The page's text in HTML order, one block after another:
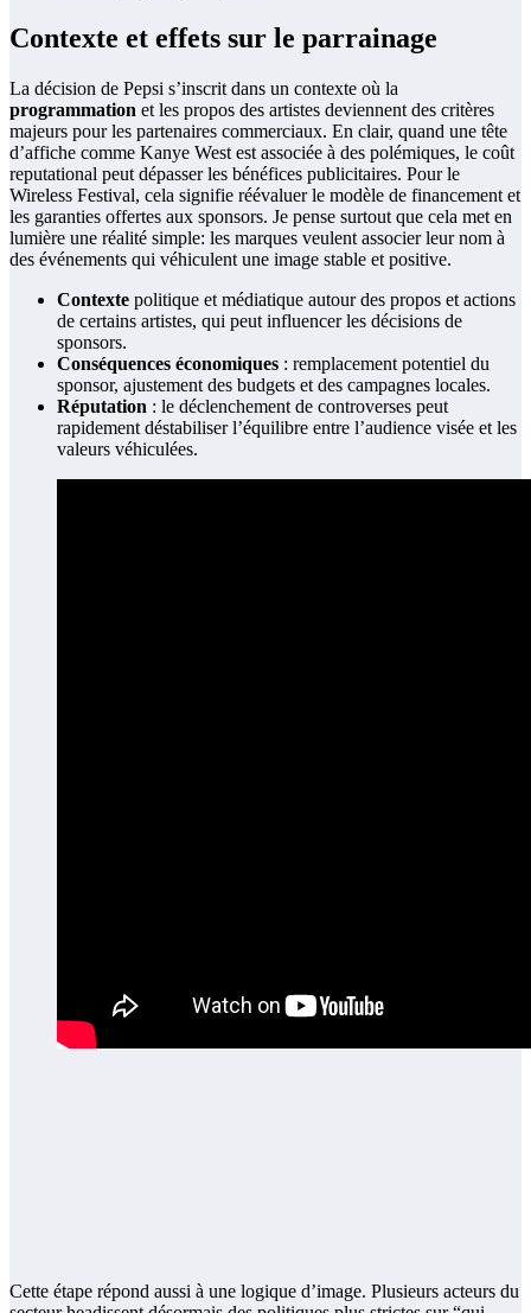
Contexte et effets sur le parrainage
La décision de Pepsi s’inscrit dans un contexte où la
programmation et les propos des artistes deviennent des critères
majeurs pour les partenaires commerciaux. En clair, quand une tête
d’affiche comme Kanye West est associée à des polémiques, le coût
reputational peut dépasser les bénéfices publicitaires. Pour le
Wireless Festival, cela signifie réévaluer le modèle de financement et
les garanties offertes aux sponsors. Je pense surtout que cela met en
lumière une réalité simple: les marques veulent associer leur nom à
des événements qui véhiculent une image stable et positive.
Contexte politique et médiatique autour des propos et actions
de certains artistes, qui peut influencer les décisions de
sponsors.
Conséquences économiques : remplacement potentiel du
sponsor, ajustement des budgets et des campagnes locales.
Réputation : le déclenchement de controverses peut
rapidement déstabiliser l’équilibre entre l’audience visée et les
valeurs véhiculées.
Cette étape répond aussi à une logique d’image. Plusieurs acteurs du